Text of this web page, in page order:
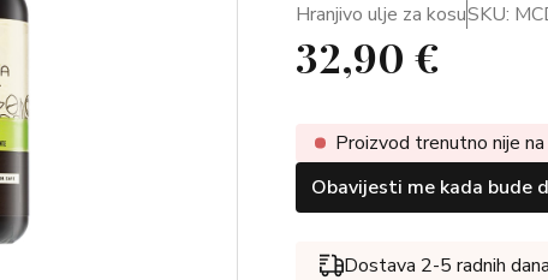
Hranjivo ulje za kosuSKU:
32,90 €
Proizvod trenutno nije
Obavijesti me kada bude
Dostava 2-5 radnih dana